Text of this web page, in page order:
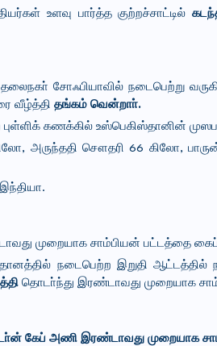
உளவு பார்த்த குற்றச்சாட்டில்
சோஃபியாவில் நடைபெற்று
வீழ்த்தி தங்கம் வென்றாா்.
கணக்கில் உஸ்பெகிஸ்தானின்
அருந்ததி சௌதரி 66 கிலோ, பாருன்
முறையாக சாம்பியன் பட்டத்தை
நடைபெற்ற இறுதி
தொடா்ந்து இரண்டாவது முறையாக
கேப் அணி இரண்டாவது முறையாக